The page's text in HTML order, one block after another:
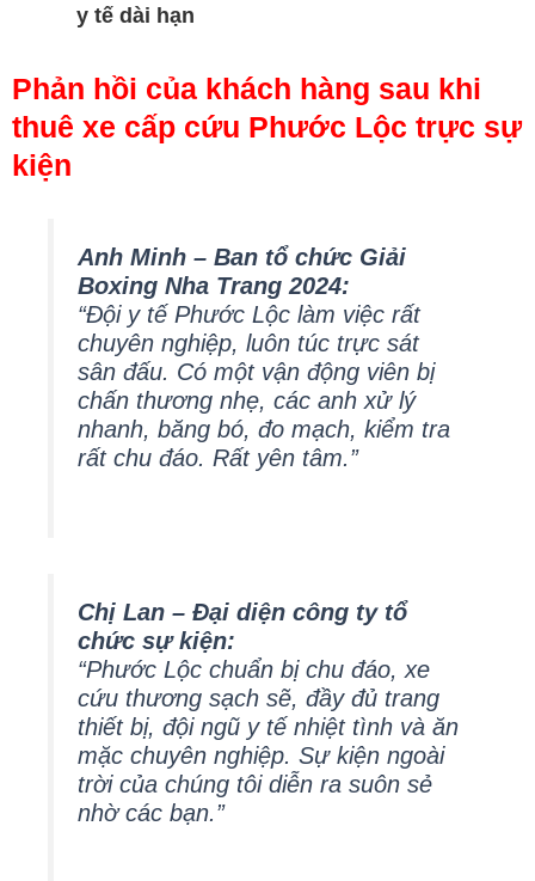
y tế dài hạn
Phản hồi của khách hàng sau khi
thuê xe cấp cứu Phước Lộc trực sự
kiện
Anh Minh – Ban tổ chức Giải
Boxing Nha Trang 2024:
“Đội y tế Phước Lộc làm việc rất
chuyên nghiệp, luôn túc trực sát
sân đấu. Có một vận động viên bị
chấn thương nhẹ, các anh xử lý
nhanh, băng bó, đo mạch, kiểm tra
rất chu đáo. Rất yên tâm.”
Chị Lan – Đại diện công ty tổ
chức sự kiện:
“Phước Lộc chuẩn bị chu đáo, xe
cứu thương sạch sẽ, đầy đủ trang
thiết bị, đội ngũ y tế nhiệt tình và ăn
mặc chuyên nghiệp. Sự kiện ngoài
trời của chúng tôi diễn ra suôn sẻ
nhờ các bạn.”